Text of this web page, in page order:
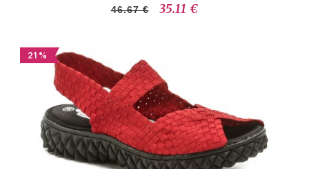
46.67 € 35.11 €
21 %